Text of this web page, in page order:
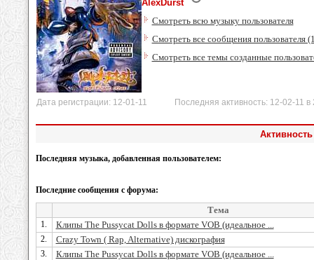
AlexDurst
Смотреть всю музыку пользователя
Смотреть все сообщения пользователя
Смотреть все темы созданные
Дата регистрации: 12-01-11 Последняя активность: 12-02-11 в
Последняя музыка, добавленная пользователем:
Последние сообщения с форума:
Тема
1. Клипы The Pussycat Dolls в формате VOB (идеальное ...
2. Crazy Town ( Rap, Alternative) дискография
3. Клипы The Pussycat Dolls в формате VOB (идеальное ...